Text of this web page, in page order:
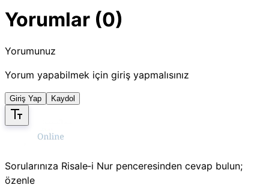
Yorumlar (0)
Yorumunuz
Yorum yapabilmek için giriş yapmalısınız
Giriş Yap Kaydol
Sorularınıza Risale‑i Nur penceresinden cevap bulun;
özenle